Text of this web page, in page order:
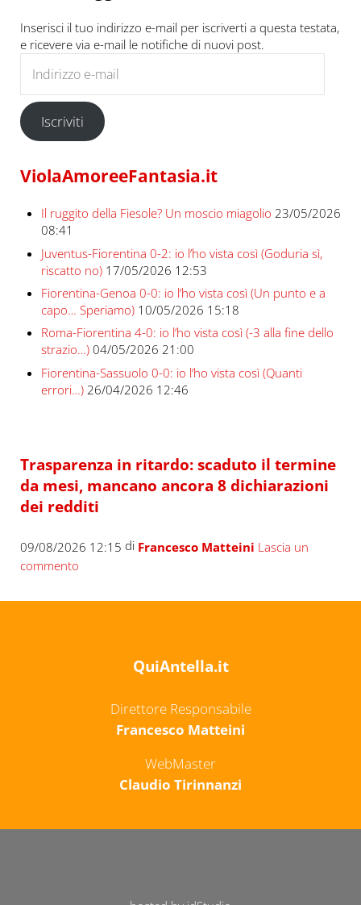
Inserisci il tuo indirizzo e-mail per iscriverti a questa testata,
e ricevere via e-mail le notifiche di nuovi post.
Iscriviti
ViolaAmoreeFantasia.it
Il ruggito della Fiesole? Un moscio miagolio 23/05/2026
08:41
Juventus-Fiorentina 0-2: io l’ho vista così (Goduria sì,
riscatto no) 17/05/2026 12:53
Fiorentina-Genoa 0-0: io l’ho vista così (Un punto e a
capo… Speriamo) 10/05/2026 15:18
Roma-Fiorentina 4-0: io l’ho vista così (-3 alla fine dello
strazio…) 04/05/2026 21:00
Fiorentina-Sassuolo 0-0: io l’ho vista così (Quanti
errori…) 26/04/2026 12:46
Trasparenza in ritardo: scaduto il termine
da mesi, mancano ancora 8 dichiarazioni
dei redditi
09/08/2026 12:15 di Francesco Matteini Lascia un
commento
QuiAntella.it
Direttore Responsabile
Francesco Matteini
WebMaster
Claudio Tirinnanzi